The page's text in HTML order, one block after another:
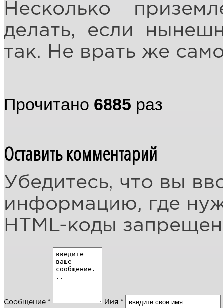
Несколько
делать, если
так. Не врать же
Прочитано 6885 раз
Оставить комментарий
Убедитесь, что вы
информацию, где
HTML-коды
Сообщение * Имя *